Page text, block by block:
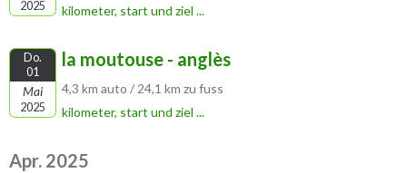
2025
kilometer, start und ziel ...
Do.
01
Mai
2025
la moutouse - anglès
4,3 km auto / 24,1 km zu fuss
kilometer, start und ziel ...
Apr. 2025